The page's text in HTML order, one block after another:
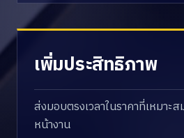
เพิ่มประสิทธิภาพ
ส่งมอบตรงเวลาในราคาที่เหมาะ
หน้างาน